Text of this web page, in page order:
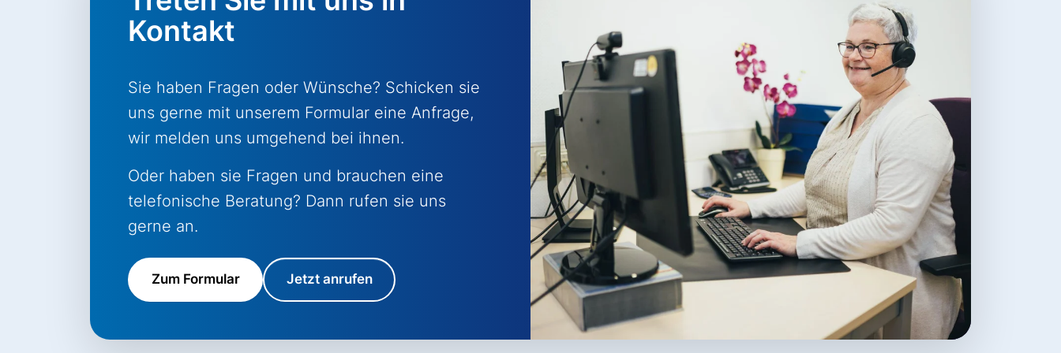
Kontakt
Sie haben Fragen oder Wünsche? Schicken sie
uns gerne mit unserem Formular eine Anfrage,
wir melden uns umgehend bei ihnen.
Oder haben sie Fragen und brauchen eine
telefonische Beratung? Dann rufen sie uns
gerne an.
Zum Formular Jetzt anrufen